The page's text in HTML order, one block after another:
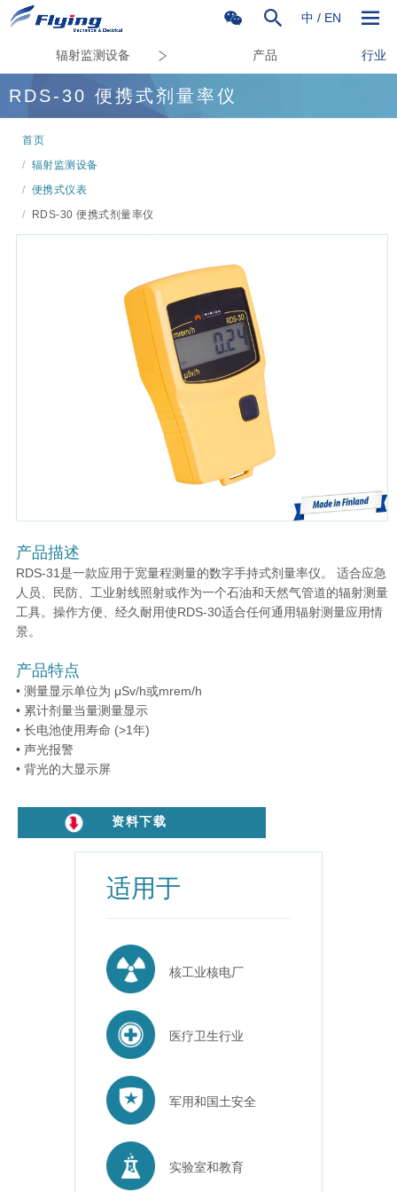
中 / EN
辐射监测设备 产品 行业
RDS-30 便携式剂量率仪
首页
/ 辐射监测设备
/ 便携式仪表
/
RDS-30 便携式剂量率仪
产品描述
RDS-31是一款应用于宽量程测量的数字手持式剂量率仪。 适合应急
人员、民防、工业射线照射或作为一个石油和天然气管道的辐射测量
工具。操作方便、经久耐用使RDS-30适合任何通用辐射测量应用情
景。
产品特点
• 测量显示单位为 μSv/h或mrem/h
• 累计剂量当量测量显示
• 长电池使用寿命 (>1年)
• 声光报警
• 背光的大显示屏
资料下载
适用于
核工业核电厂
医疗卫生行业
军用和国土安全
实验室和教育